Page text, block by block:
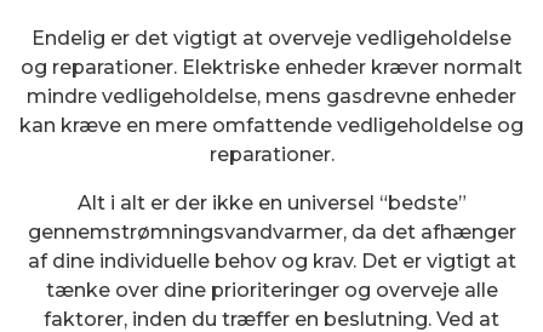
Endelig er det vigtigt at overveje vedligeholdelse
og reparationer. Elektriske enheder kræver normalt
mindre vedligeholdelse, mens gasdrevne enheder
kan kræve en mere omfattende vedligeholdelse og
reparationer.
Alt i alt er der ikke en universel “bedste”
gennemstrømningsvandvarmer, da det afhænger
af dine individuelle behov og krav. Det er vigtigt at
tænke over dine prioriteringer og overveje alle
faktorer, inden du træffer en beslutning. Ved at